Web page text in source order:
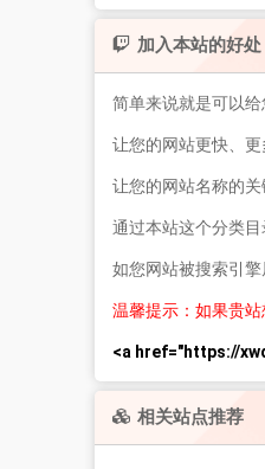
加入本站的好处
简单来说就是可以
让您的网站更快、
让您的网站名称的
通过本站这个分类
如您网站被搜索引
温馨提示：如果贵
<a href="https://
相关站点推荐